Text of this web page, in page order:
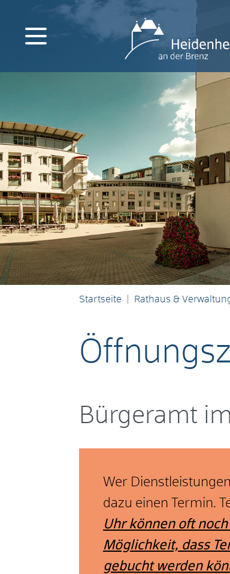
Startseite Rathaus &
Bürgeramt
Wer
dazu einen Termin.
Uhr können oft
Möglichkeit, dass
gebucht werden